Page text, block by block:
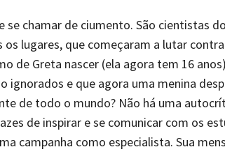
se chamar de ciumento. São cientistas
lugares, que começaram a lutar
de Greta nascer (ela agora tem 16
ignorados e que agora uma menina
de todo o mundo? Não há uma
de inspirar e se comunicar com os
campanha como especialista. Sua